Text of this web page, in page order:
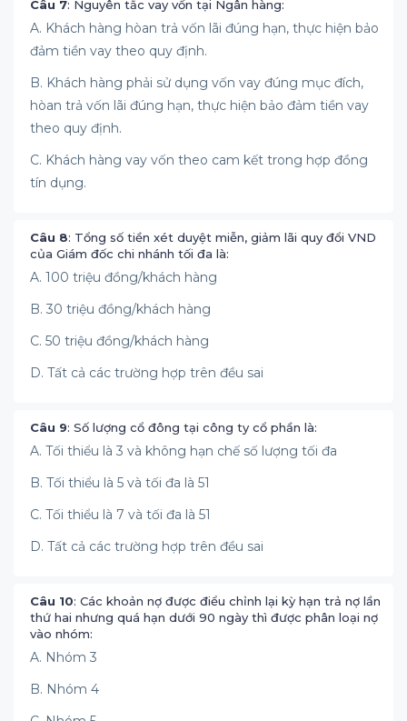
Câu 7: Nguyên tắc vay vốn tại Ngân hàng:
A. Khách hàng hòan trả vốn lãi đúng hạn, thực hiện bảo
đảm tiền vay theo quy định.
B. Khách hàng phải sử dụng vốn vay đúng mục đích,
hòan trả vốn lãi đúng hạn, thực hiện bảo đảm tiền vay
theo quy định.
C. Khách hàng vay vốn theo cam kết trong hợp đồng
tín dụng.
Câu 8: Tổng số tiền xét duyệt miễn, giảm lãi quy đổi VND
của Giám đốc chi nhánh tối đa là:
A. 100 triệu đồng/khách hàng
B. 30 triệu đồng/khách hàng
C. 50 triệu đồng/khách hàng
D. Tất cả các trường hợp trên đều sai
Câu 9: Số lượng cổ đông tại công ty cổ phần là:
A. Tối thiểu là 3 và không hạn chế số lượng tối đa
B. Tối thiểu là 5 và tối đa là 51
C. Tối thiểu là 7 và tối đa là 51
D. Tất cả các trường hợp trên đều sai
Câu 10: Các khoản nợ được điểu chỉnh lại kỳ hạn trả nợ lần
thứ hai nhưng quá hạn dưới 90 ngày thì được phân loại nợ
vào nhóm:
A. Nhóm 3
B. Nhóm 4